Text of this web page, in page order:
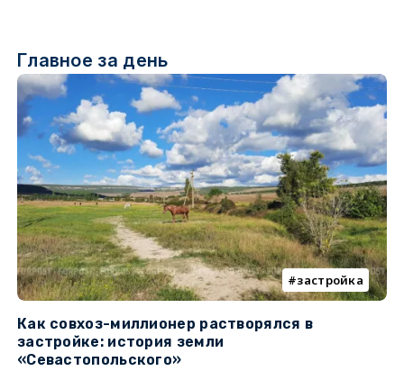
Главное за день
застройка
Как совхоз-миллионер растворялся в
застройке: история земли
«Севастопольского»